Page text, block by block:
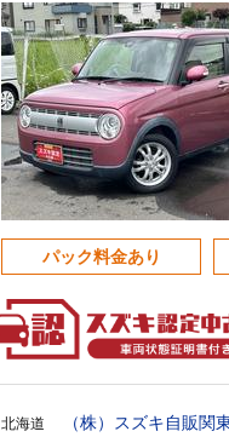
パック料金あり
北海道 （株）スズキ自販